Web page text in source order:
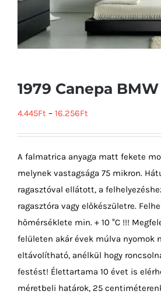
1979 Canepa
4.445Ft – 16.256Ft
A falmatrica anyaga matt fekete
melynek vastagsága 75 mikron.
ragasztóval ellátott, a
ragasztóra vagy előkészületre.
hőmérséklete min. + 10 °C !!!
felületen akár évek múlva nyomok
eltávolítható, anélkül hogy
festést! Élettartama 10 évet is
méretbeli határok, 25